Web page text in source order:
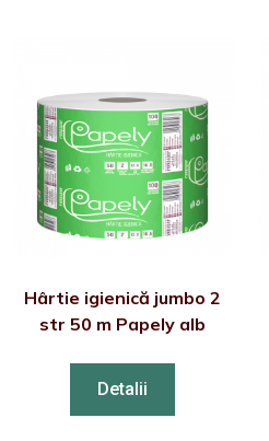
Hârtie igienică jumbo 2
str 50 m Papely alb
Detalii